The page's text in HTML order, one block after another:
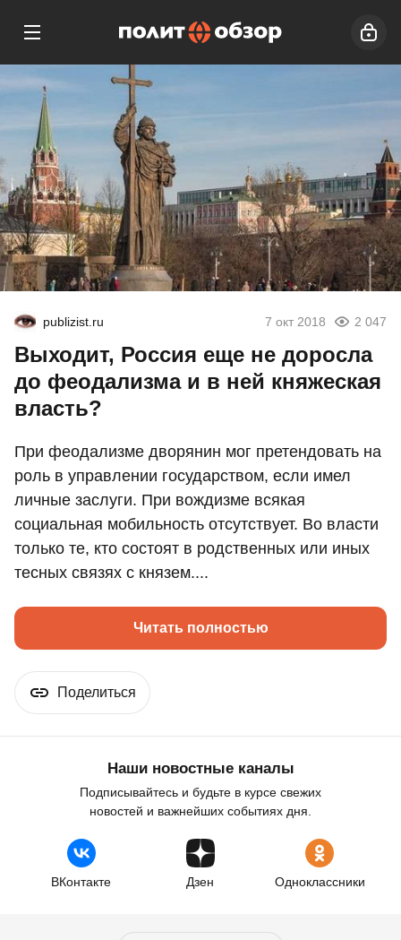
publizist.ru 7 окт 2018 2 047
Выходит, Россия еще не доросла
до феодализма и в ней княжеская
власть?
При феодализме дворянин мог претендовать на
роль в управлении государством, если имел
личные заслуги. При вождизме всякая
социальная мобильность отсутствует. Во власти
только те, кто состоят в родственных или иных
тесных связях с князем....
Читать полностью
Поделиться
Наши новостные каналы
Подписывайтесь и будьте в курсе свежих
новостей и важнейших событиях дня.
ВКонтакте Дзен Одноклассники